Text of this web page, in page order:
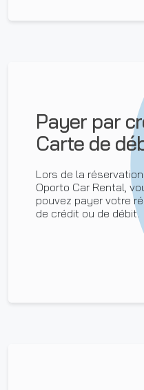
Payer par
Carte de
Lors de la
Oporto Car Rental,
pouvez payer votre
de crédit ou de débit.